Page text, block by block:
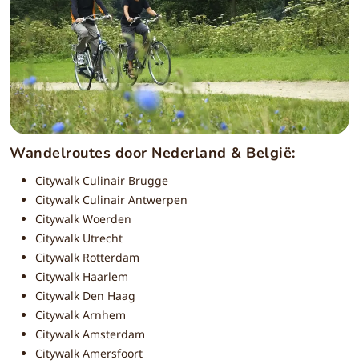
Wandelroutes door Nederland & België:
Citywalk Culinair Brugge
Citywalk Culinair Antwerpen
Citywalk Woerden
Citywalk Utrecht
Citywalk Rotterdam
Citywalk Haarlem
Citywalk Den Haag
Citywalk Arnhem
Citywalk Amsterdam
Citywalk Amersfoort